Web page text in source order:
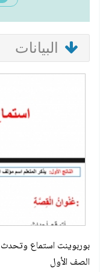
البيانات
بوربوينت استماع وتحدث
الصف الأول